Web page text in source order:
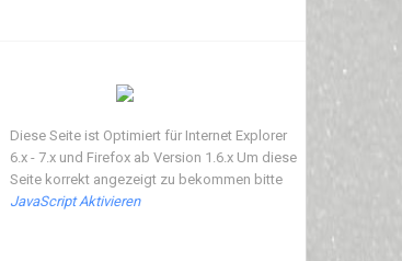
Diese Seite ist Optimiert für Internet Explorer
6.x - 7.x und Firefox ab Version 1.6.x Um diese
Seite korrekt angezeigt zu bekommen bitte
JavaScript Aktivieren